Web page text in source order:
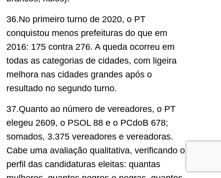
36.No primeiro turno de 2020, o PT
conquistou menos prefeituras do que em
2016: 175 contra 276. A queda ocorreu em
todas as categorias de cidades, com ligeira
melhora nas cidades grandes após o
resultado no segundo turno.
37.Quanto ao número de vereadores, o PT
elegeu 2609, o PSOL 88 e o PCdoB 678;
somados, 3.375 vereadores e vereadoras.
Cabe uma avaliação qualitativa, verificando o
perfil das candidaturas eleitas: quantas